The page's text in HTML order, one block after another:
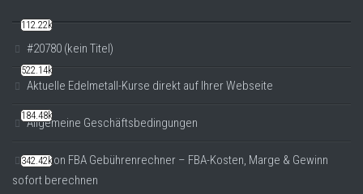
#20780 (kein Titel)
Aktuelle Edelmetall-Kurse direkt auf Ihrer Webseite
Allgemeine Geschäftsbedingungen
Amazon FBA Gebührenrechner – FBA-Kosten, Marge & Gewinn
sofort berechnen
112.22k
522.14k
184.48k
342.42k